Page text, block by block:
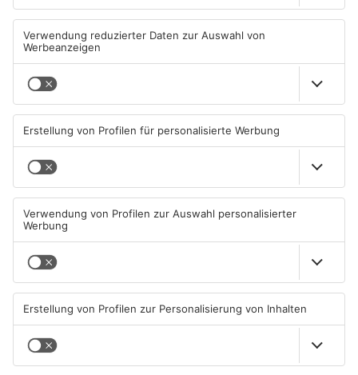
Müll wird in Kreisen
Aschaffenburg und
Miltenberg früher abgeholt
07.08.2026, 09:25 UHR IN
PRIMAVERALAND
Schwimmbäder im
Primaveraland weisen teils
TOPNEWS
Primaveraland bleibt
weiterhin sehr hoch
06.08.2026, 06:34 UHR IN
Waldaschaff und zwischen
Hanau und Kahl